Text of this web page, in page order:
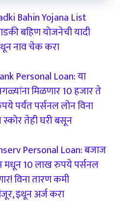
Bahin Yojana List
बहिण योजनेची यादी
नाव चेक करा
Personal Loan: या
मिळणार 10 हजार ते
पर्यंत पर्सनल लोन विना
तेही घरी बसून
Personal Loan: बजाज
मधून 10 लाख रुपये पर्सनल
विना तारण कमी
इथून अर्ज करा